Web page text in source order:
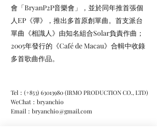
會「BryanP2P音樂會」，並於同年推首張個
人EP《彈》，推出多首原創單曲。首支派台
單曲《相識人》由知名組合Solar負責作曲；
2005年發行的《Café de Macau》合輯中收錄
多首歌曲作品。
Tel：(+853) 63013980(IRMO PRODUCTION CO., LTD)
WeChat：bryanchio
Email： bryanchio@gmail.com